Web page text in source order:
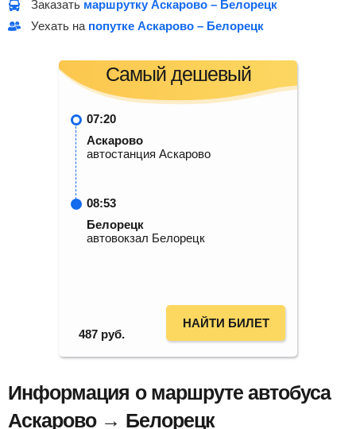
Заказать маршрутку Аскарово – Белорецк
Уехать на попутке Аскарово – Белорецк
Самый дешевый
07:20
Аскарово
автостанция Аскарово
08:53
Белорецк
автовокзал Белорецк
487 руб.
НАЙТИ БИЛЕТ
Информация о маршруте автобуса
Аскарово → Белорецк